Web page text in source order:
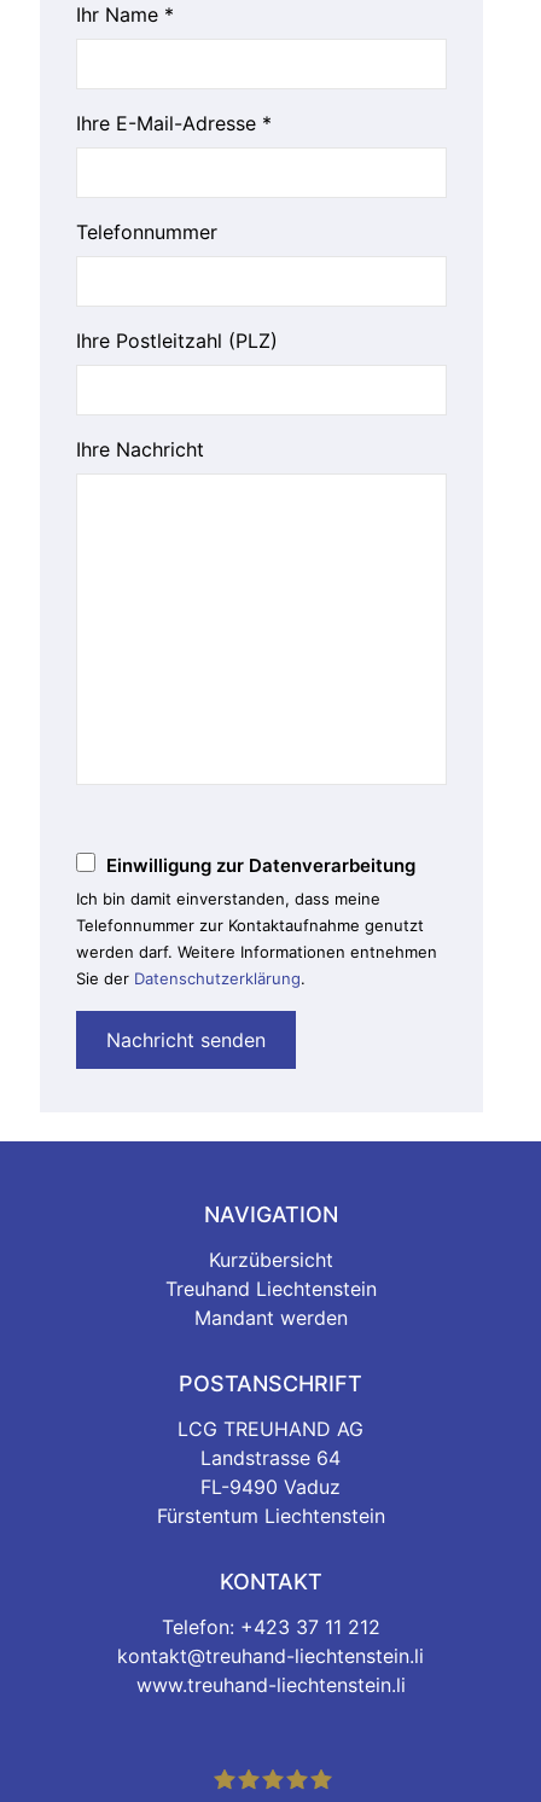
Ihr Name *
Ihre E-Mail-Adresse *
Telefonnummer
Ihre Postleitzahl (PLZ)
Ihre Nachricht
Einwilligung zur Datenverarbeitung
Ich bin damit einverstanden, dass meine
Telefonnummer zur Kontaktaufnahme genutzt
werden darf. Weitere Informationen entnehmen
Sie der Datenschutzerklärung.
NAVIGATION
Kurzübersicht
Treuhand Liechtenstein
Mandant werden
POSTANSCHRIFT
LCG TREUHAND AG
Landstrasse 64
FL-9490 Vaduz
Fürstentum Liechtenstein
KONTAKT
Telefon: +423 37 11 212
kontakt@treuhand-liechtenstein.li
www.treuhand-liechtenstein.li